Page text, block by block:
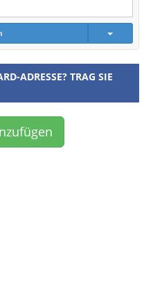
ADRESSE? TRAG SIE